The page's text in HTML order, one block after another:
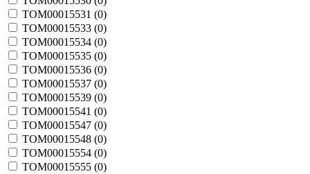
TOM00015531 (0)
TOM00015533 (0)
TOM00015534 (0)
TOM00015535 (0)
TOM00015536 (0)
TOM00015537 (0)
TOM00015539 (0)
TOM00015541 (0)
TOM00015547 (0)
TOM00015548 (0)
TOM00015554 (0)
TOM00015555 (0)